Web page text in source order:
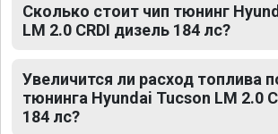
Сколько стоит чип тюнинг
LM 2.0 CRDI дизель 184 лс?
Увеличится ли расход топлива
тюнинга Hyundai Tucson LM 2.0
184 лс?